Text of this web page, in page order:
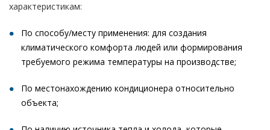
характеристикам:
По способу/месту применения: для создания
климатического комфорта людей или формирования
требуемого режима температуры на производстве;
По местонахождению кондиционера относительно
объекта;